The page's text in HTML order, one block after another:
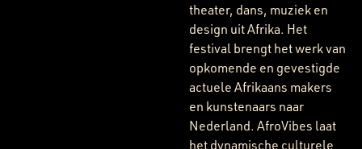
theater, dans, muziek en
design uit Afrika. Het
festival brengt het werk van
opkomende en gevestigde
actuele Afrikaans makers
en kunstenaars naar
Nederland. AfroVibes laat
het dynamische culturele